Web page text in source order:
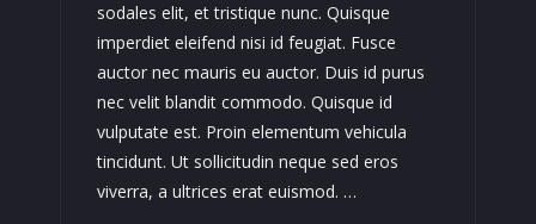
sodales elit, et tristique nunc. Quisque
imperdiet eleifend nisi id feugiat. Fusce
auctor nec mauris eu auctor. Duis id purus
nec velit blandit commodo. Quisque id
vulputate est. Proin elementum vehicula
tincidunt. Ut sollicitudin neque sed eros
viverra, a ultrices erat euismod. …